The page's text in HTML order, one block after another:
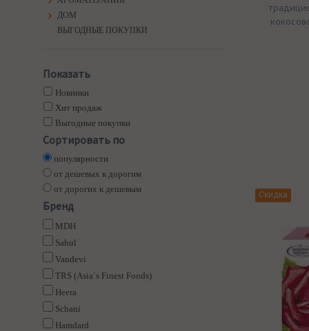
ДОМ
ВЫГОДНЫЕ ПОКУПКИ
Показать
Новинки
Хит продаж
Выгодные покупки
Сортировать по
популярности
от дешевых к дорогим
от дорогих к дешевым
Бренд
MDH
Sahul
Vandevi
TRS (Asia`s Finest Foods)
Heera
Schani
Hamdard
Скидка